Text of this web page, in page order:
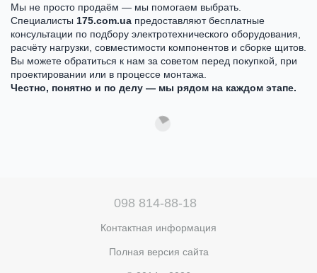
Мы не просто продаём — мы помогаем выбрать.
Специалисты 175.com.ua предоставляют бесплатные
консультации по подбору электротехнического оборудования,
расчёту нагрузки, совместимости компонентов и сборке щитов.
Вы можете обратиться к нам за советом перед покупкой, при
проектировании или в процессе монтажа.
Честно, понятно и по делу — мы рядом на каждом этапе.
098 814-88-18
Контактная информация
Полная версия сайта